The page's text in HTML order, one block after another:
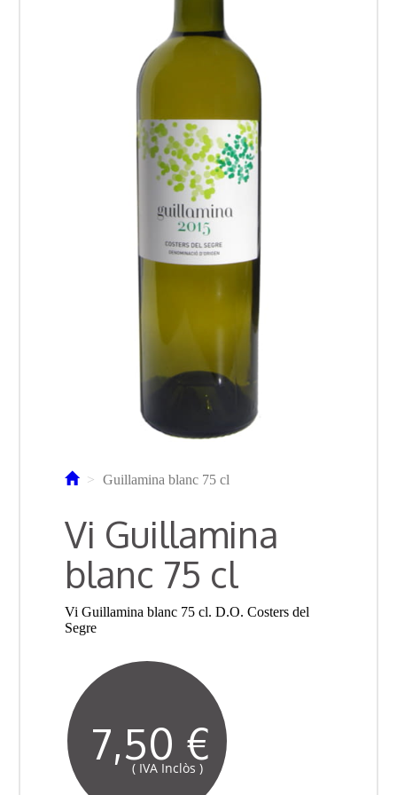
Guillamina blanc 75 cl
Vi Guillamina
blanc 75 cl
Vi Guillamina blanc 75 cl. D.O. Costers del
Segre
7,50 €
( IVA Inclòs )